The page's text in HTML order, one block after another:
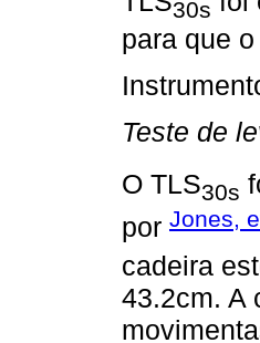
30s
para que
Teste de
O TLS30s
por Jones,
cadeira
43.2cm. A